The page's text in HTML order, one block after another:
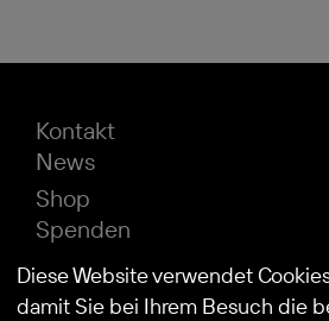
Kontakt
News
Shop
Spenden
Impressum
Datenschutz
Diese Website verwendet
damit Sie bei Ihrem Besuch die